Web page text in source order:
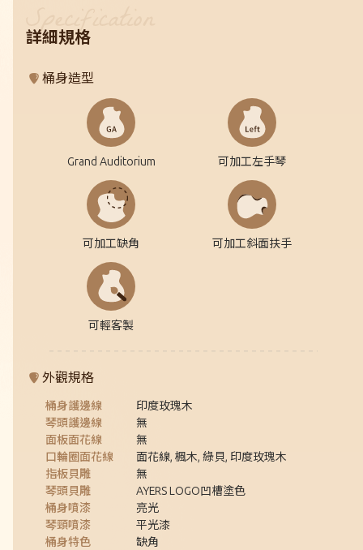
詳細規格
桶身造型
Grand Auditorium 可加工左手琴
可加工缺角 可加工斜面扶手
可輕客製
外觀規格
桶身護邊線
印度玫瑰木
琴頭護邊線
無
面板面花線
無
口輪圈面花線
面花線, 楓木, 綠貝, 印度玫瑰木
指板貝雕
無
琴頭貝雕
AYERS LOGO凹槽塗色
桶身噴漆
亮光
琴頸噴漆
平光漆
桶身特色
缺角